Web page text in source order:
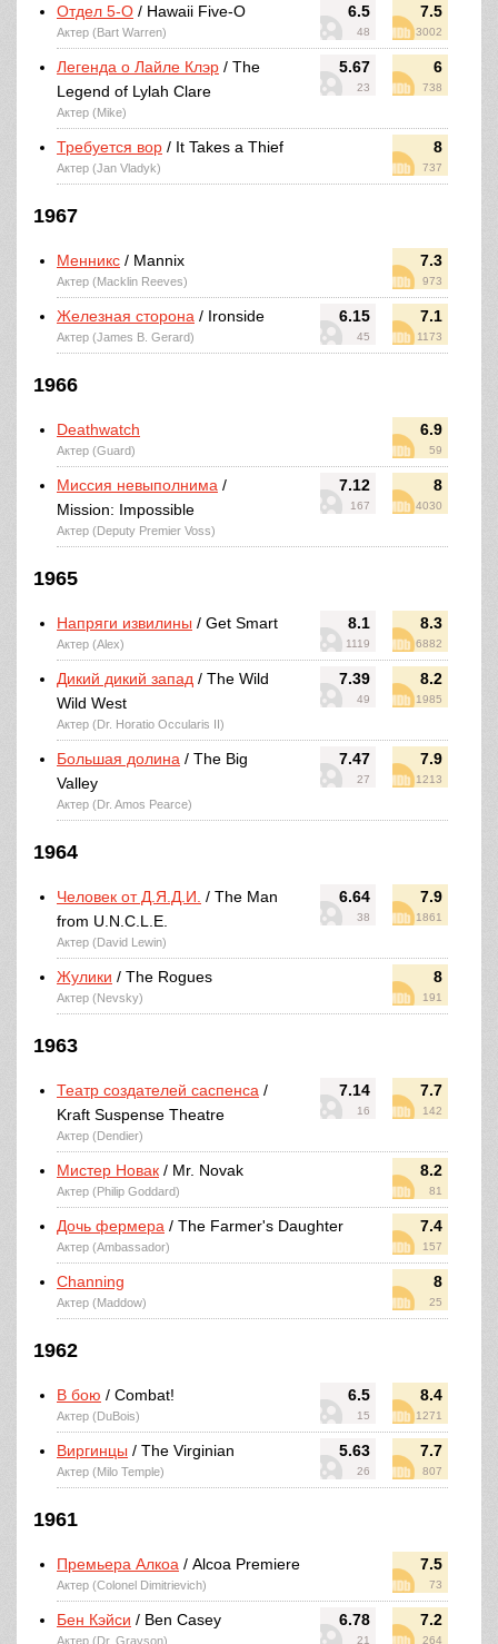
6.5
48
7.5
3002
Отдел 5-O / Hawaii Five-O
Актер (Bart Warren)
5.67
23
6
738
Легенда о Лайле Клэр / The
Legend of Lylah Clare
Актер (Mike)
8
737
Требуется вор / It Takes a Thief
Актер (Jan Vladyk)
1967
7.3
973
Менникс / Mannix
Актер (Macklin Reeves)
6.15
45
7.1
1173
Железная сторона / Ironside
Актер (James B. Gerard)
1966
6.9
59
Deathwatch
Актер (Guard)
7.12
167
8
4030
Миссия невыполнима /
Mission: Impossible
Актер (Deputy Premier Voss)
1965
8.1
1119
8.3
6882
Напряги извилины / Get Smart
Актер (Alex)
7.39
49
8.2
1985
Дикий дикий запад / The Wild
Wild West
Актер (Dr. Horatio Occularis II)
7.47
27
7.9
1213
Большая долина / The Big
Valley
Актер (Dr. Amos Pearce)
1964
6.64
38
7.9
1861
Человек от Д.Я.Д.И. / The Man
from U.N.C.L.E.
Актер (David Lewin)
8
191
Жулики / The Rogues
Актер (Nevsky)
1963
7.14
16
7.7
142
Театр создателей саспенса /
Kraft Suspense Theatre
Актер (Dendier)
8.2
81
Мистер Новак / Mr. Novak
Актер (Philip Goddard)
7.4
157
Дочь фермера / The Farmer's Daughter
Актер (Ambassador)
8
25
Channing
Актер (Maddow)
1962
6.5
15
8.4
1271
В бою / Combat!
Актер (DuBois)
5.63
26
7.7
807
Виргинцы / The Virginian
Актер (Milo Temple)
1961
7.5
73
Премьера Алкоа / Alcoa Premiere
Актер (Colonel Dimitrievich)
6.78
21
7.2
264
Бен Кэйси / Ben Casey
Актер (Dr. Grayson)